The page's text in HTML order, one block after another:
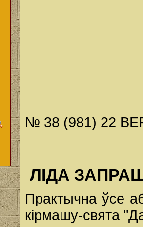
№ 38 (981) 22
ЛІДА
Практычна ўсе
кірмашу-свята